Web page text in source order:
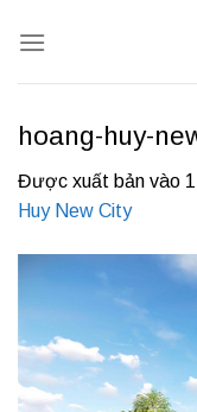
qua
hoang-huy-
Được xuất bản vào
Huy New City